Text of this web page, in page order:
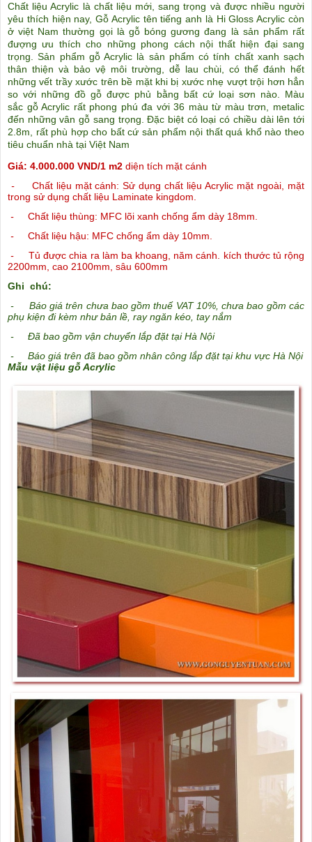
Chất liệu Acrylic là chất liệu mới, sang trọng và được nhiều người
yêu thích hiện nay, Gỗ Acrylic tên tiếng anh là Hi Gloss Acrylic còn
ở việt Nam thường gọi là gỗ bóng gương đang là sản phẩm rất
đượng ưu thích cho những phong cách nội thất hiện đại sang
trọng. Sản phẩm gỗ Acrylic là sản phẩm có tính chất xanh sạch
thân thiện và bảo vệ môi trường, dễ lau chùi, có thể đánh hết
những vết trầy xước trên bề mặt khi bị xước nhẹ vượt trội hơn hẳn
so với những đồ gỗ được phủ bằng bất cứ loại sơn nào. Màu
sắc gỗ Acrylic rất phong phú đa với 36 màu từ màu trơn, metalic
đến những vân gỗ sang trọng. Đặc biệt có loại có chiều dài lên tới
2.8m, rất phù hợp cho bất cứ sản phẩm nội thất quá khổ nào theo
tiêu chuẩn nhà tại Việt Nam
Giá: 4.000.000 VND/1 m2 diện tích mặt cánh
-
Chất liệu mặt cánh: Sử dụng chất liệu Acrylic mặt ngoài, mặt
trong sử dụng chất liệu Laminate kingdom.
-
Chất liệu thùng: MFC lõi xanh chống ẩm dày 18mm.
-
Chất liệu hậu: MFC chống ẩm dày 10mm.
-
Tủ được chia ra làm ba khoang, năm cánh. kích thước tủ rộng
2200mm, cao 2100mm, sâu 600mm
Ghi chú:
-
Báo giá trên chưa bao gồm thuế VAT 10%, chưa bao gồm các
phụ kiện đi kèm như bản lề, ray ngăn kéo, tay nắm
-
Đã bao gồm vận chuyển lắp đặt tại Hà Nội
-
Báo giá trên đã bao gồm nhân công lắp đặt tại khu vực Hà Nội
Mẫu vật liệu gỗ Acrylic